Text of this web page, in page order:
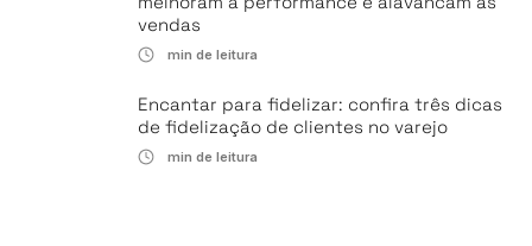
vendas
min de leitura
Encantar para fidelizar: confira três dicas
de fidelização de clientes no varejo
min de leitura